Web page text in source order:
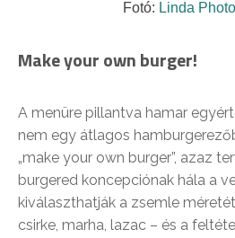
Fotó: Linda
Make your own burger!
A menüre pillantva hamar
nem egy átlagos
„make your own burger”, azaz
burgered koncepciónak hála a
kiválaszthatják a zsemle
csirke, marha, lazac – és a